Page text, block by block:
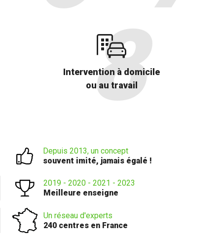
Intervention à domicile
ou au travail
Depuis 2013, un concept
souvent imité, jamais égalé !
2019 - 2020 - 2021 - 2023
Meilleure enseigne
Un réseau d'experts
240 centres en France